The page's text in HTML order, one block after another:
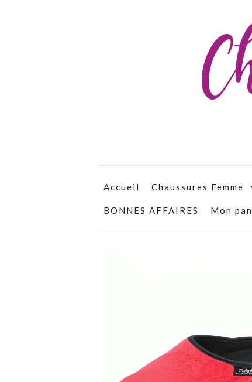
Accueil Chaussures Femme
BONNES AFFAIRES Mon